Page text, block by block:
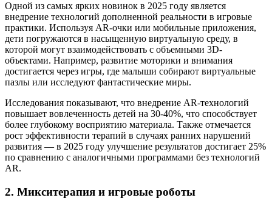
Одной из самых ярких новинок в 2025 году является
внедрение технологий дополненной реальности в игровые
практики. Используя AR-очки или мобильные приложения,
дети погружаются в насыщенную виртуальную среду, в
которой могут взаимодействовать с объемными 3D-
объектами. Например, развитие моторики и внимания
достигается через игры, где малыши собирают виртуальные
пазлы или исследуют фантастические миры.
Исследования показывают, что внедрение AR-технологий
повышает вовлеченность детей на 30-40%, что способствует
более глубокому восприятию материала. Также отмечается
рост эффективности терапий в случаях ранних нарушений
развития — в 2025 году улучшение результатов достигает 25%
по сравнению с аналогичными программами без технологий
AR.
2. Микситерапия и игровые роботы